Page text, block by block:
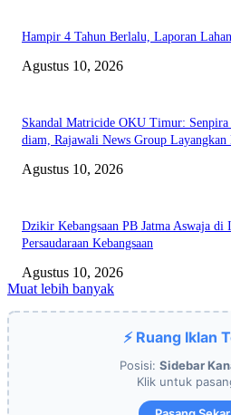
Hampir 4 Tahun Berlalu, Laporan
Agustus 10, 2026
Skandal Matricide OKU Timur:
diam, Rajawali News Group Layangkan
Agustus 10, 2026
Dzikir Kebangsaan PB Jatma Aswaja
Persaudaraan Kebangsaan
Agustus 10, 2026
Muat lebih banyak
⚡ Ruang Iklan
Posisi: Sidebar
Klik untuk